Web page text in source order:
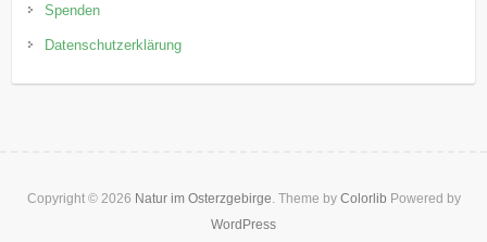
Spenden
Datenschutzerklärung
Copyright © 2026 Natur im Osterzgebirge. Theme by Colorlib Powered by
WordPress